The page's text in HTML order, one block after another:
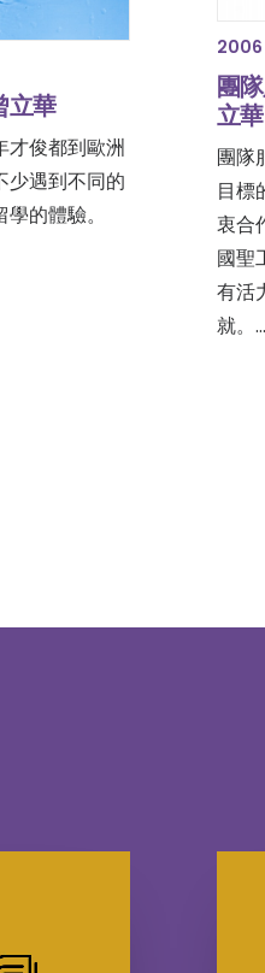
立華
才俊都到歐洲
少遇到不同的
的體驗。
2006
團
立華
團隊
目標
衷合
國聖
有活
就。…